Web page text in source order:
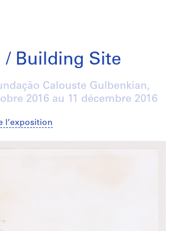
/ Building Site
Calouste Gulbenkian,
2016 au 11 décembre 2016
l’exposition